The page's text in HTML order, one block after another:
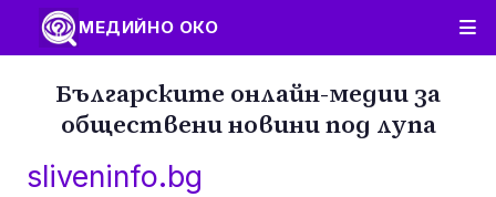
МЕДИЙНО ОКО
Българските онлайн-медии за
обществени новини под лупа
sliveninfo.bg